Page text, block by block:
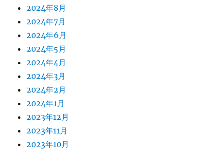
2024年8月
2024年7月
2024年6月
2024年5月
2024年4月
2024年3月
2024年2月
2024年1月
2023年12月
2023年11月
2023年10月